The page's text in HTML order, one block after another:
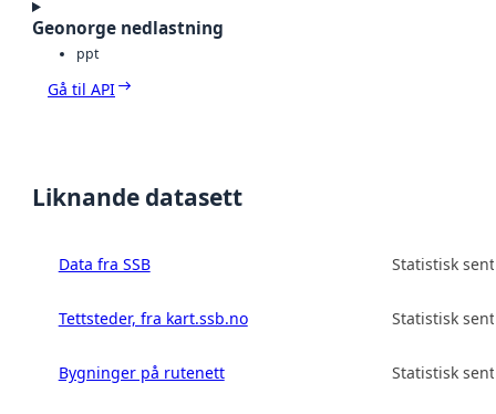
Geonorge nedlastning
ppt
Gå til API
Liknande datasett
Data fra SSB Statistisk
Tettsteder, fra kart.ssb.no Statistisk
Bygninger på rutenett Statistisk